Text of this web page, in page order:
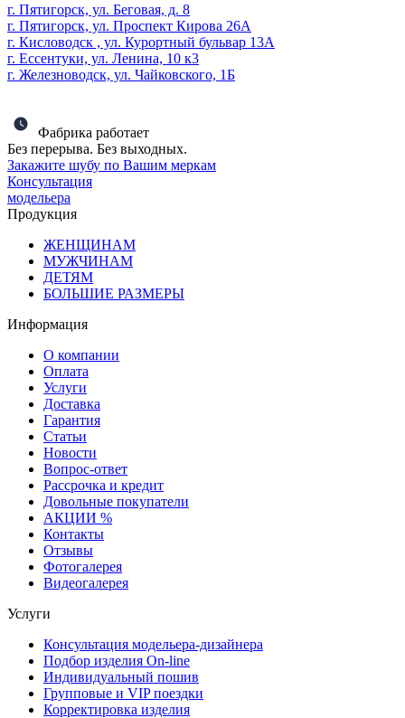
г. Пятигорск, ул. Беговая, д. 8
г. Пятигорск, ул. Проспект Кирова 26А
г. Кисловодск , ул. Курортный бульвар 13А
г. Ессентуки, ул. Ленина, 10 к3
г. Железноводск, ул. Чайковского, 1Б
Фабрика работает
Без перерыва. Без выходных.
Закажите шубу по Вашим меркам
Консультация
модельера
Продукция
ЖЕНЩИНАМ
МУЖЧИНАМ
ДЕТЯМ
БОЛЬШИЕ РАЗМЕРЫ
Информация
О компании
Оплата
Услуги
Доставка
Гарантия
Статьи
Новости
Вопрос-ответ
Рассрочка и кредит
Довольные покупатели
АКЦИИ %
Контакты
Отзывы
Фотогалерея
Видеогалерея
Услуги
Консультация модельера-дизайнера
Подбор изделия On-line
Индивидуальный пошив
Групповые и VIP поездки
Корректировка изделия